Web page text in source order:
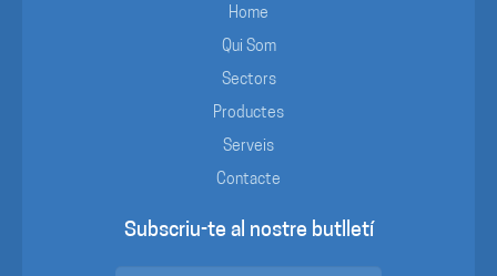
Home
Qui Som
Sectors
Productes
Serveis
Contacte
Subscriu-te al nostre butlletí